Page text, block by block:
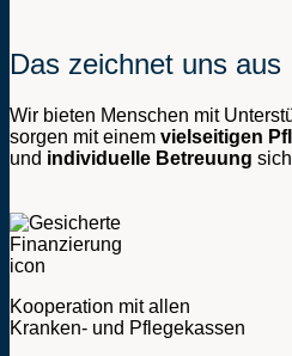
Das zeichnet uns aus
Wir bieten Menschen mit
sorgen mit einem vielseitigen
und individuelle Betreuung
Kooperation mit allen
Kranken- und Pflegekassen